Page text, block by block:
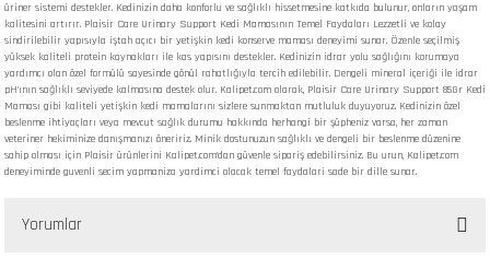
üriner sistemi destekler. Kedinizin daha konforlu ve sağlıklı hissetmesine katkıda bulunur, onların yaşam
kalitesini artırır. Plaisir Care Urinary Support Kedi Mamasının Temel Faydaları Lezzetli ve kolay
sindirilebilir yapısıyla iştah açıcı bir yetişkin kedi konserve maması deneyimi sunar. Özenle seçilmiş
yüksek kaliteli protein kaynakları ile kas yapısını destekler. Kedinizin idrar yolu sağlığını korumaya
yardımcı olan özel formülü sayesinde gönül rahatlığıyla tercih edilebilir. Dengeli mineral içeriği ile idrar
pH'ının sağlıklı seviyede kalmasına destek olur. Kalipet.com olarak, Plaisir Care Urinary Support 85Gr Kedi
Maması gibi kaliteli yetişkin kedi mamalarını sizlere sunmaktan mutluluk duyuyoruz. Kedinizin özel
beslenme ihtiyaçları veya mevcut sağlık durumu hakkında herhangi bir şüpheniz varsa, her zaman
veteriner hekiminize danışmanızı öneririz. Minik dostunuzun sağlıklı ve dengeli bir beslenme düzenine
sahip olması için Plaisir ürünlerini Kalipet.com'dan güvenle sipariş edebilirsiniz. Bu urun, Kalipet.com
deneyiminde guvenli secim yapmaniza yardimci olacak temel faydalari sade bir dille sunar.
Yorumlar